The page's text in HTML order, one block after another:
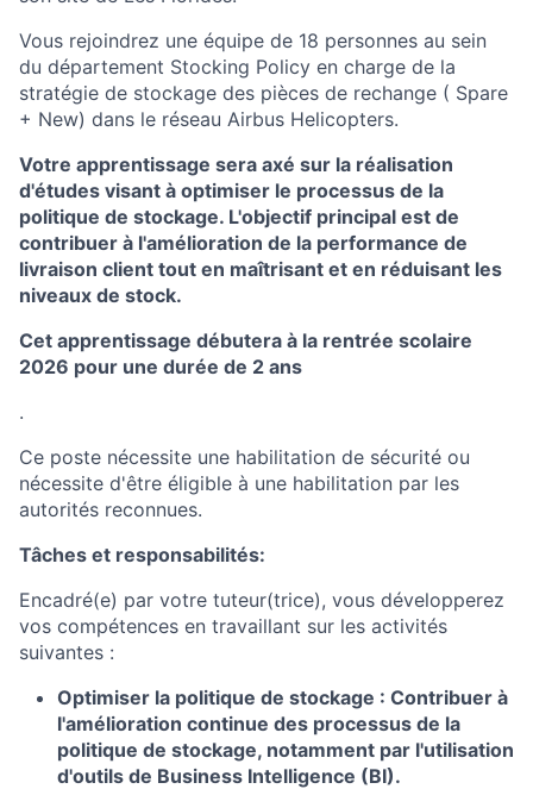
Vous rejoindrez une équipe de 18 personnes au sein
du département Stocking Policy en charge de la
stratégie de stockage des pièces de rechange ( Spare
+ New) dans le réseau Airbus Helicopters.
Votre apprentissage sera axé sur la réalisation
d'études visant à optimiser le processus de la
politique de stockage. L'objectif principal est de
contribuer à l'amélioration de la performance de
livraison client tout en maîtrisant et en réduisant les
niveaux de stock.
Cet apprentissage débutera à la rentrée scolaire
2026 pour une durée de 2 ans
.
Ce poste nécessite une habilitation de sécurité ou
nécessite d'être éligible à une habilitation par les
autorités reconnues.
Tâches et responsabilités:
Encadré(e) par votre tuteur(trice), vous développerez
vos compétences en travaillant sur les activités
suivantes :
Optimiser la politique de stockage : Contribuer à
l'amélioration continue des processus de la
politique de stockage, notamment par l'utilisation
d'outils de Business Intelligence (BI).